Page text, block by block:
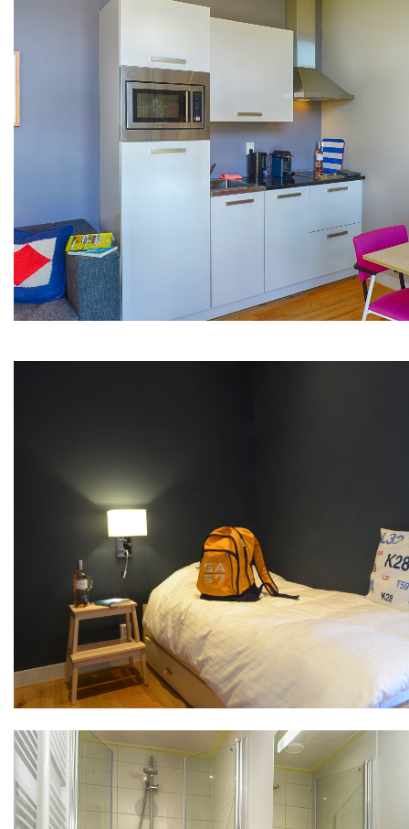
+31(0) 299 – 652 000
info@waterlandyacht.nl